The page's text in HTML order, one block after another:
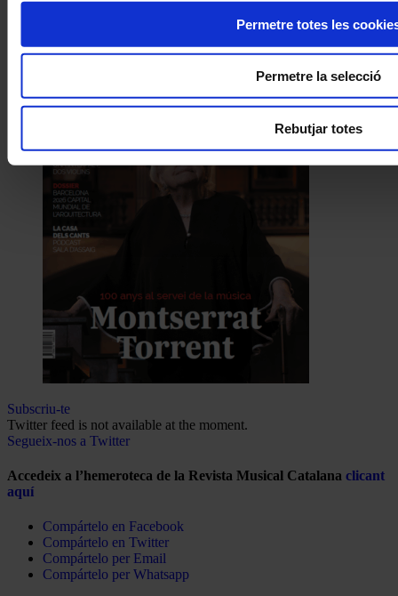
Permetre totes les
Permetre la selecció
Rebutjar totes
Subscriu-te
Twitter feed is not available at the moment.
Segueix-nos a Twitter
Accedeix a l’hemeroteca de la Revista Musical Catalana clicant
aquí
Compártelo en Facebook
Compártelo en Twitter
Compártelo per Email
Compártelo per Whatsapp